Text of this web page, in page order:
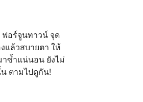
อร์จูนทาวน์ จุด
แล้วสบายตา ให้
าซ้ำแน่นอน ยังไม่
ตามไปดูกัน!